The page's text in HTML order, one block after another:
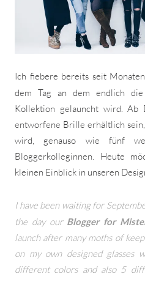
Ich fiebere bereits seit
dem Tag an dem endlich die
Kollektion gelauncht wird.
entworfene Brille erhältlich
wird, genauso wie fünf
Bloggerkolleginnen. Heute
kleinen Einblick in unseren
I have been waiting for
the day our Blogger for
launch after many moths of
on my own designed
different colors and also 5